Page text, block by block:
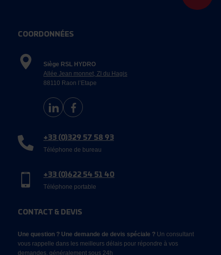
COORDONNÉES
Siège RSL HYDRO
Allée Jean monnet, ZI du Hagis
88110 Raon l’Etape
+33 (0)329 57 58 93
Téléphone de bureau
+33 (0)622 54 51 40
Téléphone portable
CONTACT & DEVIS
Une question ? Une demande de devis spéciale ? Un consultant
vous rappelle dans les meilleurs délais pour répondre à vos
demandes, généralement sous 24h